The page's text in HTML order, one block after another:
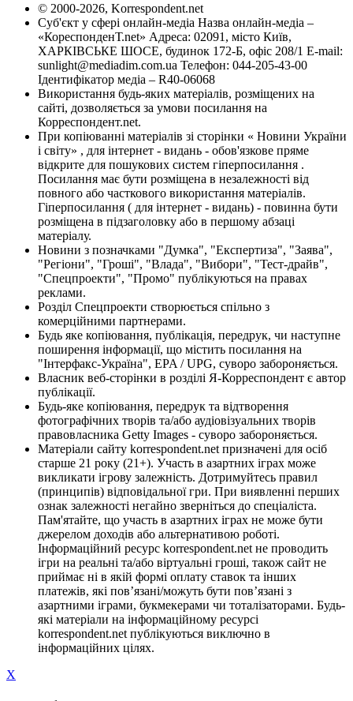
© 2000-2026, Korrespondent.net
Суб'єкт у сфері онлайн-медіа Назва онлайн-медіа –
«КореспонденТ.net» Адреса: 02091, місто Київ,
ХАРКІВСЬКЕ ШОСЕ, будинок 172-Б, офіс 208/1 E-mail:
sunlight@mediadim.com.ua Телефон: 044-205-43-00
Ідентифікатор медіа – R40-06068
Використання будь-яких матеріалів, розміщених на
сайті, дозволяється за умови посилання на
Корреспондент.net.
При копіюванні матеріалів зі сторінки « Новини України
і світу» , для інтернет - видань - обов'язкове пряме
відкрите для пошукових систем гіперпосилання .
Посилання має бути розміщена в незалежності від
повного або часткового використання матеріалів.
Гіперпосилання ( для інтернет - видань) - повинна бути
розміщена в підзаголовку або в першому абзаці
матеріалу.
Новини з позначками "Думка", "Експертиза", "Заява",
"Регіони", "Гроші", "Влада", "Вибори", "Тест-драйв",
"Спецпроекти", "Промо" публікуються на правах
реклами.
Розділ Спецпроекти створюється спільно з
комерційними партнерами.
Будь яке копіювання, публікація, передрук, чи наступне
поширення інформації, що містить посилання на
"Інтерфакс-Україна", EPA / UPG, суворо забороняється.
Власник веб-сторінки в розділі Я-Корреспондент є автор
публікації.
Будь-яке копіювання, передрук та відтворення
фотографічних творів та/або аудіовізуальних творів
правовласника Getty Images - суворо забороняється.
Матеріали сайту korrespondent.net призначені для осіб
старше 21 року (21+). Участь в азартних іграх може
викликати ігрову залежність. Дотримуйтесь правил
(принципів) відповідальної гри. При виявленні перших
ознак залежності негайно зверніться до спеціаліста.
Пам'ятайте, що участь в азартних іграх не може бути
джерелом доходів або альтернативою роботі.
Інформаційний ресурс korrespondent.net не проводить
ігри на реальні та/або віртуальні гроші, також сайт не
приймає ні в якій формі оплату ставок та інших
платежів, які пов’язані/можуть бути пов’язані з
азартними іграми, букмекерами чи тоталізаторами. Будь-
які матеріали на інформаційному ресурсі
korrespondent.net публікуються виключно в
інформаційних цілях.
X